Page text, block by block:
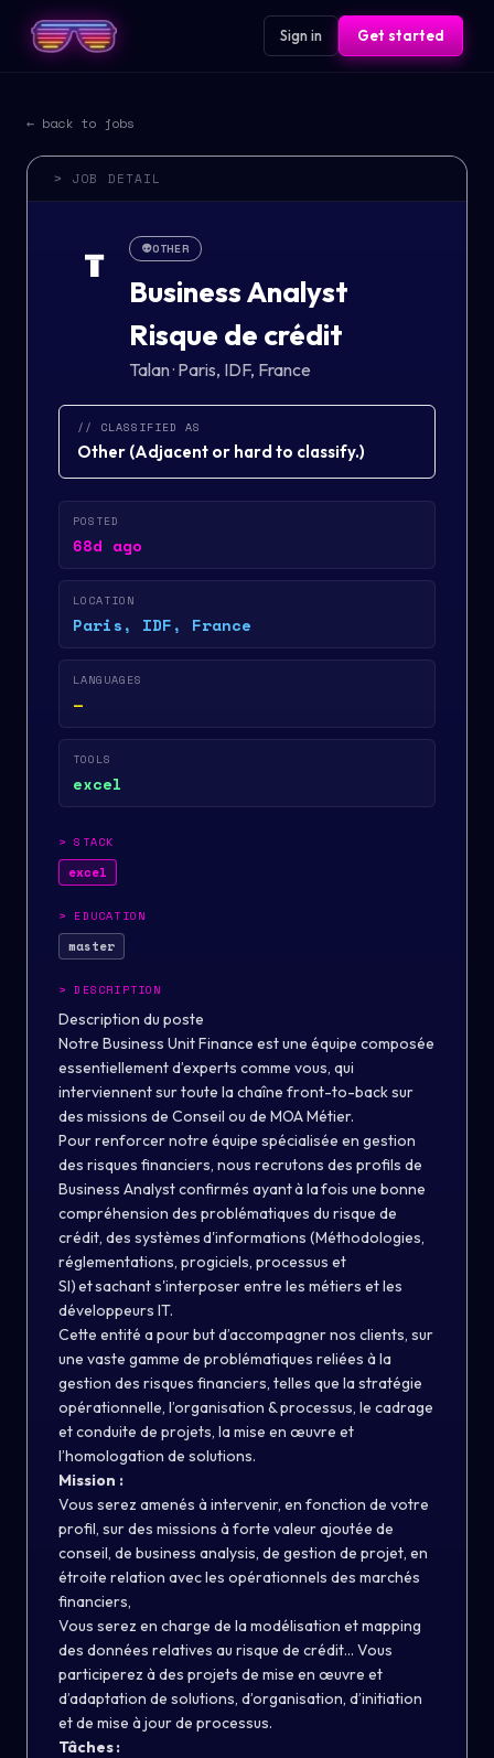
Sign in Get started
← back to jobs
> JOB DETAIL
T 👽OTHER
Business Analyst
Risque de crédit
Talan· Paris, IDF, France
// CLASSIFIED AS
Other (Adjacent or hard to classify.)
POSTED
68d ago
LOCATION
Paris, IDF, France
LANGUAGES
—
TOOLS
excel
>STACK
excel
> EDUCATION
master
>DESCRIPTION
Description du poste
Notre Business Unit Finance est une équipe composée
essentiellement d’experts comme vous, qui
interviennent sur toute la chaîne front-to-back sur
des missions de Conseil ou de MOA Métier.
Pour renforcer notre équipe spécialisée en gestion
des risques financiers, nous recrutons des profils de
Business Analyst confirmés ayant à la fois une bonne
compréhension des problématiques du risque de
crédit, des systèmes d'informations (Méthodologies,
réglementations, progiciels, processus et
SI) et sachant s'interposer entre les métiers et les
développeurs IT.
Cette entité a pour but d’accompagner nos clients, sur
une vaste gamme de problématiques reliées à la
gestion des risques financiers, telles que la stratégie
opérationnelle, l’organisation & processus, le cadrage
et conduite de projets, la mise en œuvre et
l’homologation de solutions.
Mission :
Vous serez amenés à intervenir, en fonction de votre
profil, sur des missions à forte valeur ajoutée de
conseil, de business analysis, de gestion de projet, en
étroite relation avec les opérationnels des marchés
financiers,
Vous serez en charge de la modélisation et mapping
des données relatives au risque de crédit... Vous
participerez à des projets de mise en œuvre et
d’adaptation de solutions, d’organisation, d’initiation
et de mise à jour de processus.
Tâches: